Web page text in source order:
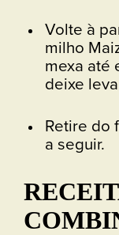
Volte à
milho
mexa até
deixe
Retire do
a seguir.